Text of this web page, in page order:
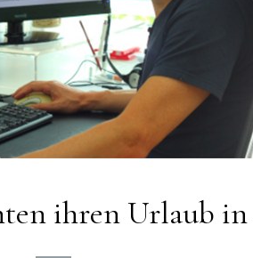
ihren Urlaub